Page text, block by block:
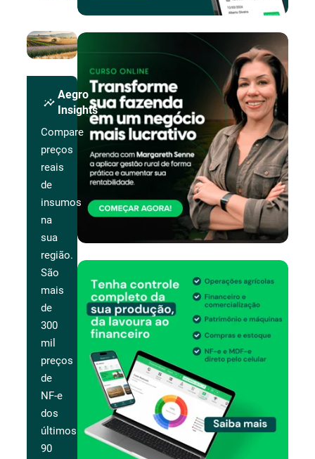
insights
Aegro
Insights
Compare
preços
reais
de
insumos
na
sua
região.
São
mais
de
300
mil
preços
de
NF-e
dos
últimos
90